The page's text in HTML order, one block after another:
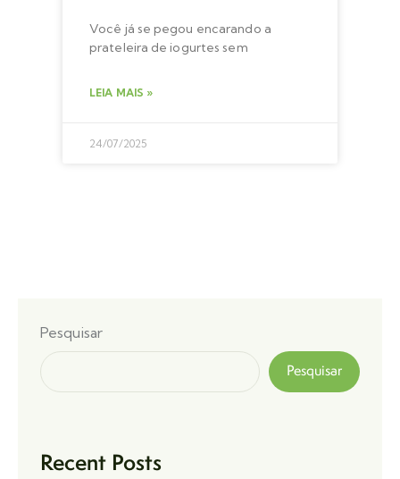
Você já se pegou encarando a
prateleira de iogurtes sem
LEIA MAIS »
24/07/2025
Pesquisar
Pesquisar
Recent Posts